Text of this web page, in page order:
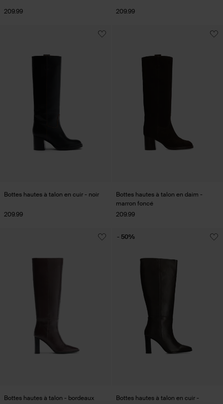
209.99 209.99
Bottes hautes à talon en cuir - noir
209.99
Bottes hautes à talon en daim -
marron foncé
209.99
Bottes hautes à talon - bordeaux
Bottes hautes à talon en cuir -
- 50%